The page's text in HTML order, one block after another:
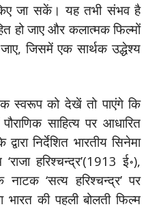
जा सकें। यह तभी संभव है
हो जाए और कलात्मक फिल्मों
जिसमें एक सार्थक उद्धेश्य
स्वरूप को देखें तो पाएंगे कि
साहित्य पर आधारित
निर्देशित भारतीय सिनेमा
हरिश्चन्द्र’(1913 ई॰),
नाटक ‘सत्य हरिश्चन्द्र’ पर
की पहली बोलती फिल्म